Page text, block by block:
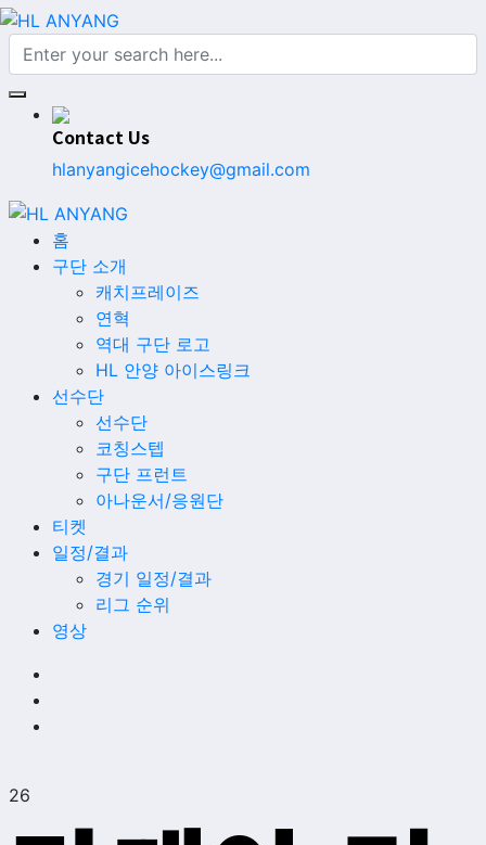
Contact Us
hlanyangicehockey@gmail.com
홈
구단 소개
캐치프레이즈
연혁
역대 구단 로고
HL 안양 아이스링크
선수단
선수단
코칭스텝
구단 프런트
아나운서/응원단
티켓
일정/결과
경기 일정/결과
리그 순위
영상
26